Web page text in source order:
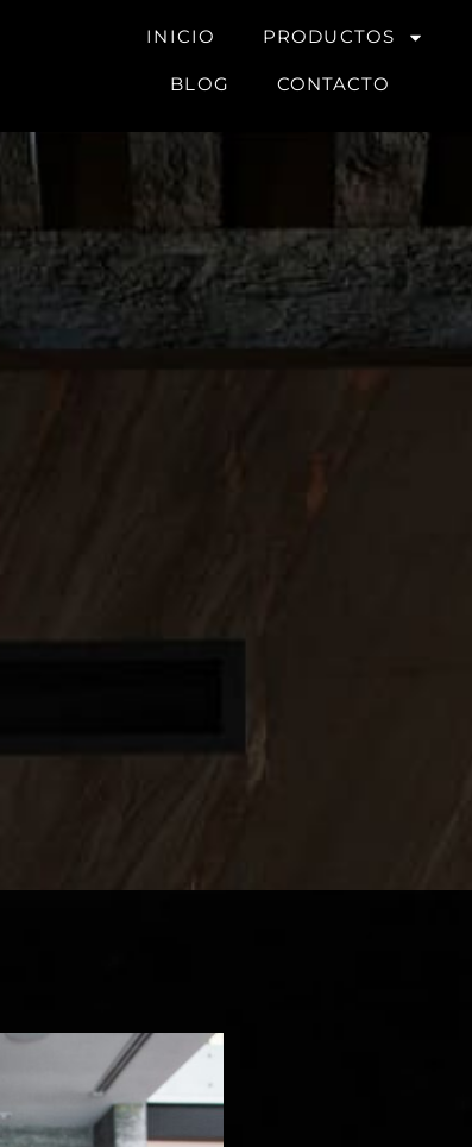
INICIO PRODUCTOS
BLOG CONTACTO